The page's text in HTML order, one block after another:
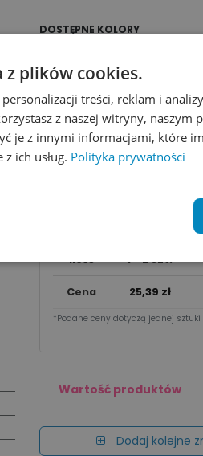
DOSTĘPNE KOLORY
Wycena na maila
Cena za sztu​kę zależy
Ilość 1 - 2 szt.
Cena
25,39 zł
*Podane ceny dotyczą jednej
Wartość produktów
Dodaj kolejne
z plików cookies.
treści, reklam i
z naszej witryny, naszym
je z innymi informacjami, które
ich usług. Polityka prywatności